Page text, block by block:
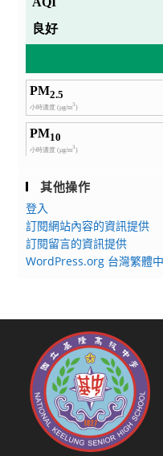
其他操作
登入
訂閱網站內容的資訊提供
訂閱留言的資訊提供
WordPress.org 台灣繁體